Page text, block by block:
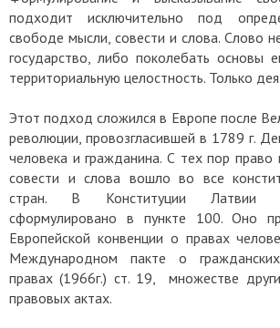
подходит исключительно под
свободе мысли, совести и слова. Слово
государство, либо поколебать основы
территориальную целостность. Только
Этот подход сложился в Европе после
революции, провозгласившей в 1789 г.
человека и гражданина. С тех пор
совести и слова вошло во все
стран. В Конституции Латвии
сформулировано в пункте 100. Оно
Европейской конвенции о правах
Международном пакте о
правах (1966г.) ст. 19, множестве
правовых актах.